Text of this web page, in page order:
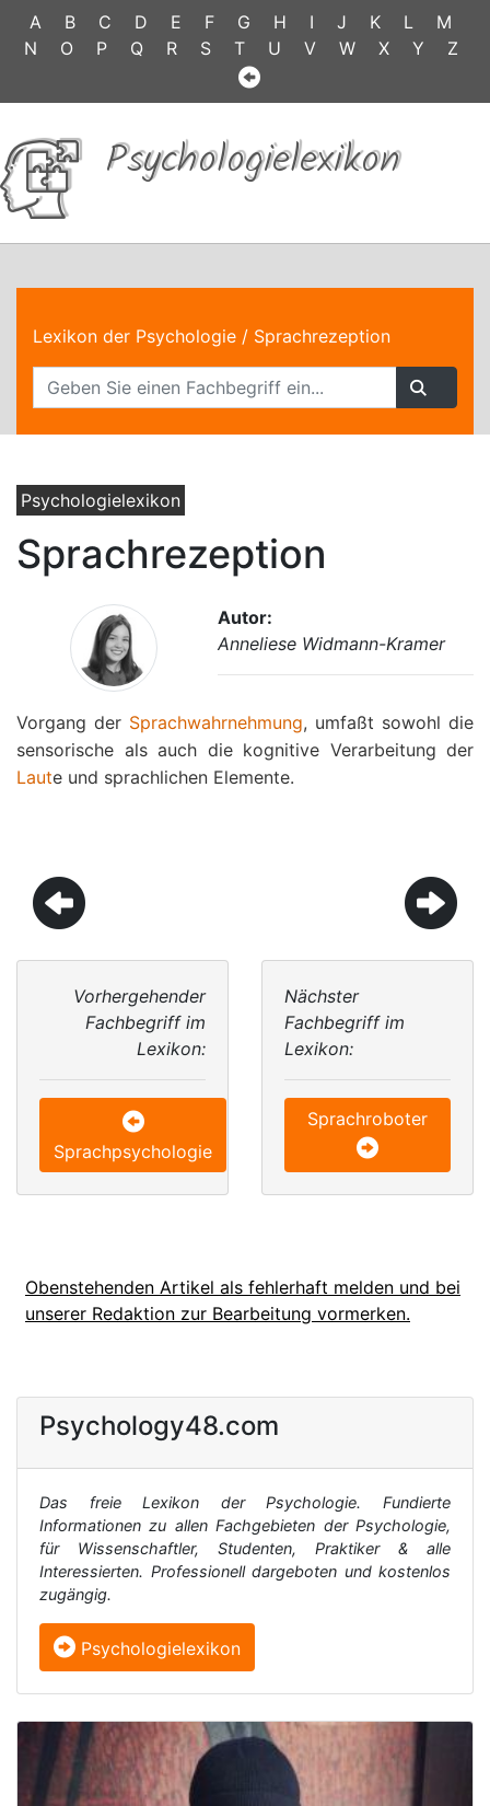
A B C D E F G H I J K L
M
N
O P Q R S T U V W X Y Z
Psychologielexikon
Lexikon der Psychologie / Sprachrezeption
Psychologielexikon
Sprachrezeption
Autor:
Anneliese Widmann-Kramer
Vorgang der Sprachwahrnehmung, umfaßt sowohl die
sensorische als auch die kognitive Verarbeitung der
Laute und sprachlichen Elemente.
Vorhergehender
Fachbegriff im
Lexikon:
Sprachpsychologie
Nächster
Fachbegriff im
Lexikon:
Sprachroboter
Obenstehenden Artikel als fehlerhaft melden und bei
unserer Redaktion zur Bearbeitung vormerken.
Psychology48.com
Das freie Lexikon der Psychologie. Fundierte
Informationen zu allen Fachgebieten der Psychologie,
für Wissenschaftler, Studenten, Praktiker & alle
Interessierten. Professionell dargeboten und kostenlos
zugängig.
Psychologielexikon